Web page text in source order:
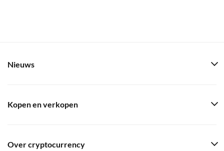
Nieuws
Kopen en verkopen
Over cryptocurrency